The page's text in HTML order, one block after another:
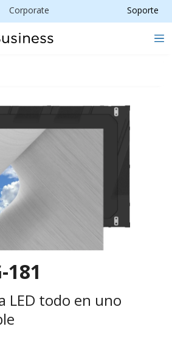
Corporate Soporte
181
LED todo en uno